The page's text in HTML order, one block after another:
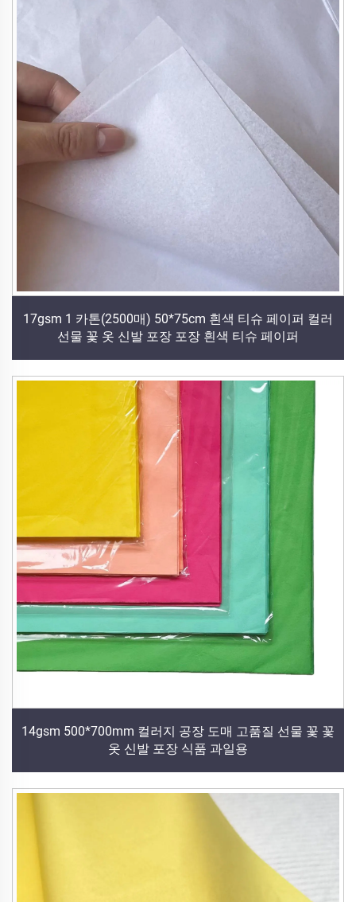
17gsm 1 카톤(2500매) 50*75cm 흰색 티슈 페이퍼 컬러
선물 꽃 옷 신발 포장 포장 흰색 티슈 페이퍼
14gsm 500*700mm 컬러지 공장 도매 고품질 선물 꽃 꽃
옷 신발 포장 식품 과일용